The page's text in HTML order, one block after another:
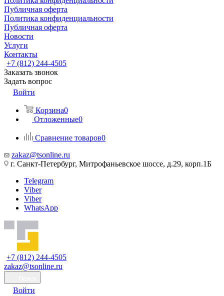
Публичная оферта
Политика конфиденциальности
Публичная оферта
Новости
Услуги
Контакты
+7 (812) 244-4505
Заказать звонок
Задать вопрос
Войти
Корзина0
Отложенные0
Сравнение товаров0
zakaz@tsonline.ru
г. Санкт-Петербург, Митрофаньевское шоссе, д.29, корп.1Б
Telegram
Viber
Viber
WhatsApp
+7 (812) 244-4505
zakaz@tsonline.ru
Войти